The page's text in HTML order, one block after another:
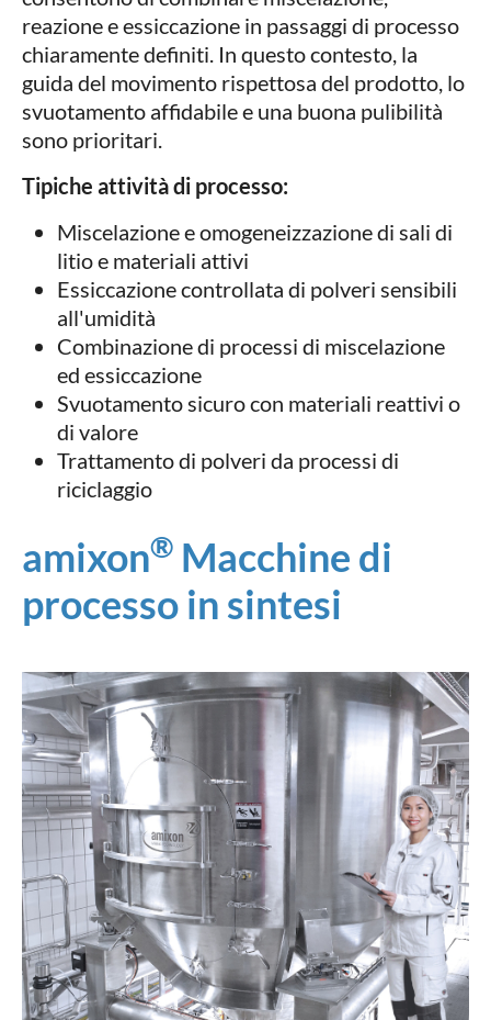
reazione e essiccazione in passaggi di processo
chiaramente definiti. In questo contesto, la
guida del movimento rispettosa del prodotto, lo
svuotamento affidabile e una buona pulibilità
sono prioritari.
Tipiche attività di processo:
Miscelazione e omogeneizzazione di sali di
litio e materiali attivi
Essiccazione controllata di polveri sensibili
all'umidità
Combinazione di processi di miscelazione
ed essiccazione
Svuotamento sicuro con materiali reattivi o
di valore
Trattamento di polveri da processi di
riciclaggio
amixon® Macchine di
processo in sintesi